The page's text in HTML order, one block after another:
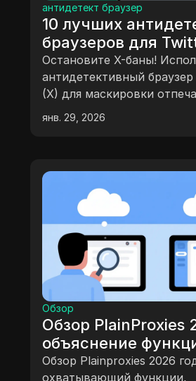
антидетект браузер
10 лучших
браузеров для
2026 году:
и быстро
Остановите X-баны!
антидетективный
(X) для маскировки
пальцев. Смотрите наш
2026 года, где DICloak —
янв. 29, 2026
Обзор
Обзор PlainProxies
объяснение
безопасности
Обзор Plainproxies 2026
охватывающий функции,